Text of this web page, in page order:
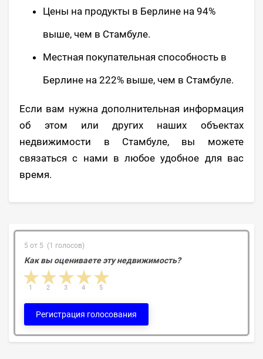
Цены на продукты в Берлине на 94%
выше, чем в Стамбуле.
Местная покупательная способность в
Берлине на 222% выше, чем в Стамбуле.
Если вам нужна дополнительная информация
об этом или других наших объектах
недвижимости в Стамбуле, вы можете
связаться с нами в любое удобное для вас
время.
5 от 5 (1 голосов)
Как вы оцениваете эту недвижимость?
4 stars
3 stars
2 stars
1 star 5
4
3
2
1
Регистрация голосования